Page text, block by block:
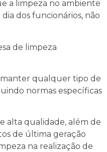
a limpeza no ambiente
dos funcionários, não
de limpeza
manter qualquer tipo de
normas específicas
alta qualidade, além de
de última geração
na realização de